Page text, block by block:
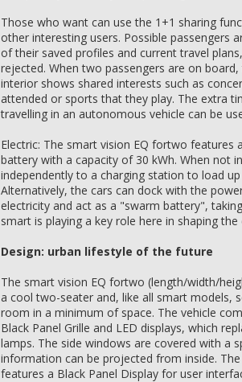
Those who want can use the 1+1 sharing
other interesting users. Possible passengers
of their saved profiles and current travel
rejected. When two passengers are on
interior shows shared interests such as
attended or sports that they play. The extra
travelling in an autonomous vehicle can be
Electric: The smart vision EQ fortwo features
battery with a capacity of 30 kWh. When not
independently to a charging station to load
Alternatively, the cars can dock with the
electricity and act as a "swarm battery",
smart is playing a key role here in shaping
Design: urban lifestyle of the future
The smart vision EQ fortwo (length/width/
a cool two-seater and, like all smart models,
room in a minimum of space. The vehicle
Black Panel Grille and LED displays, which
lamps. The side windows are covered with a
information can be projected from inside.
features a Black Panel Display for user